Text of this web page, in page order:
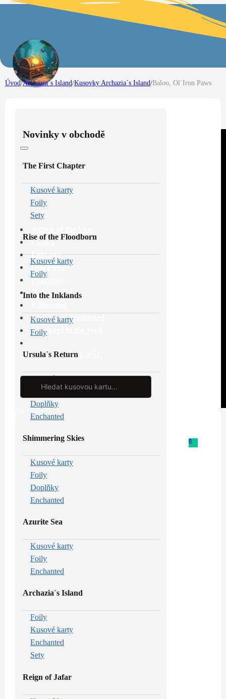
Fabled
Lorcana
One Piece
Pokémon
Reign of Jafar
Star Wars: Unlimited
Whispers in the Well
PROHLÉDNOUT VŠE
Search
0
Úvod/Archazia´s Island/Kusovky Archazia´s Island/Baloo, Ol´Iron Paws
Novinky v obchodě
The First Chapter
Kusové karty
Foily
Sety
Rise of the Floodborn
Kusové karty
Foily
Into the Inklands
Kusové karty
Foily
Ursula´s Return
Kusové karty
Foily
Doplňky
Enchanted
Shimmering Skies
Kusové karty
Foily
Doplňky
Enchanted
Azurite Sea
Kusové karty
Foily
Enchanted
Archazia´s Island
Foily
Kusové karty
Enchanted
Sety
Reign of Jafar